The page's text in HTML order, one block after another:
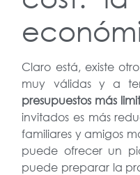
Claro está, existe
muy válidas y a
presupuestos más
invitados es más
familiares y amigos
puede ofrecer un
puede preparar la